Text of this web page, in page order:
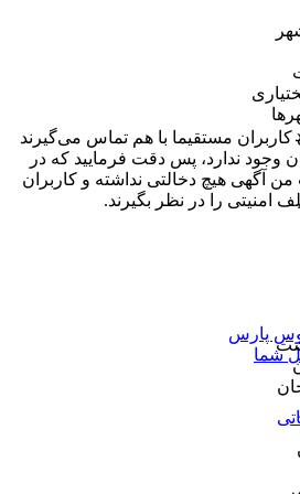
کاربران مستقیما با هم تماس می‌گیرند
وجود ندارد، پس دقت فرمایید که در
آگهی هیچ دخالتی نداشته و کاربران
امنیتی را در نظر بگیرند.
پارس
شما